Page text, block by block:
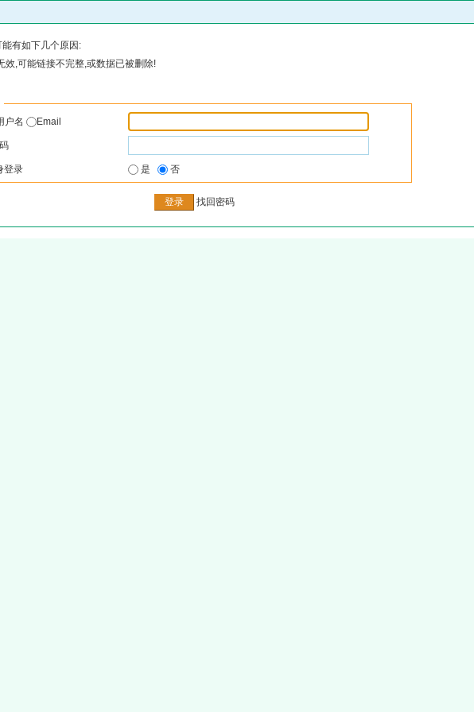
有如下几个原因:
效,可能链接不完整,或数据已被删除!
户名
Email
登录 是 否
找回密码